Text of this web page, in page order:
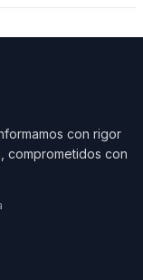
con rigor
comprometidos con